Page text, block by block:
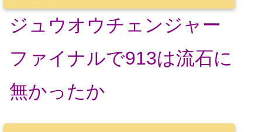
ジュウオウチェンジャー
ファイナルで913は流石に
無かったか